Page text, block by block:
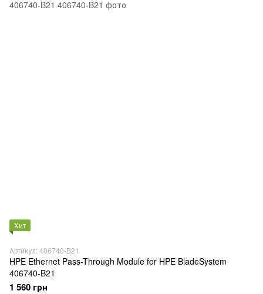
Хит
Артикул: 406740-B21
HPE Ethernet Pass-Through Module for HPE BladeSystem
406740-B21
1 560 грн